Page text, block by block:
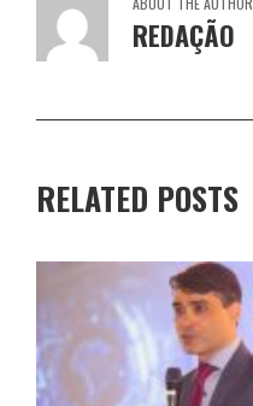
REDAÇÃO
RELATED POSTS